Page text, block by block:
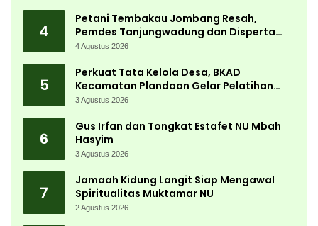
4
Petani Tembakau Jombang Resah,
Pemdes Tanjungwadung dan Disperta
Bergerak Cepat
4 Agustus 2026
5
Perkuat Tata Kelola Desa, BKAD
Kecamatan Plandaan Gelar Pelatihan
Aparatur Pemdes
3 Agustus 2026
6
Gus Irfan dan Tongkat Estafet NU Mbah
Hasyim
3 Agustus 2026
7
Jamaah Kidung Langit Siap Mengawal
Spiritualitas Muktamar NU
2 Agustus 2026